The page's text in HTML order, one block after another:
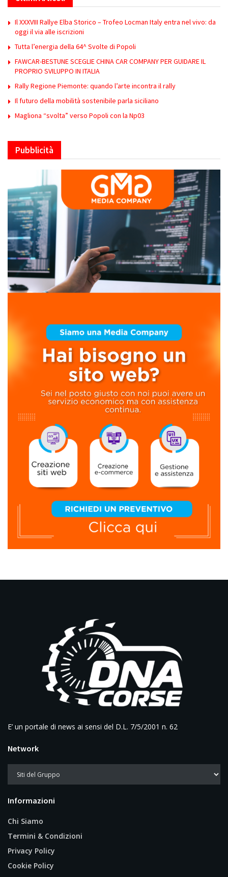
Il XXXVIII Rallye Elba Storico – Trofeo Locman Italy entra nel vivo: da
oggi il via alle iscrizioni
Tutta l’energia della 64^ Svolte di Popoli
FAWCAR-BESTUNE SCEGLIE CHINA CAR COMPANY PER GUIDARE IL
PROPRIO SVILUPPO IN ITALIA
Rally Regione Piemonte: quando l’arte incontra il rally
Il futuro della mobilità sostenibile parla siciliano
Magliona “svolta” verso Popoli con la Np03
Pubblicità
E’ un portale di news ai sensi del D.L. 7/5/2001 n. 62
Network
Informazioni
Chi Siamo
Termini & Condizioni
Privacy Policy
Cookie Policy